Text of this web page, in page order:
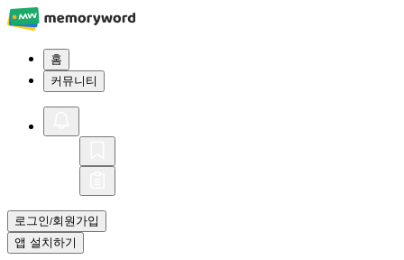
홈
커뮤니티
로그인/회원가입
앱 설치하기